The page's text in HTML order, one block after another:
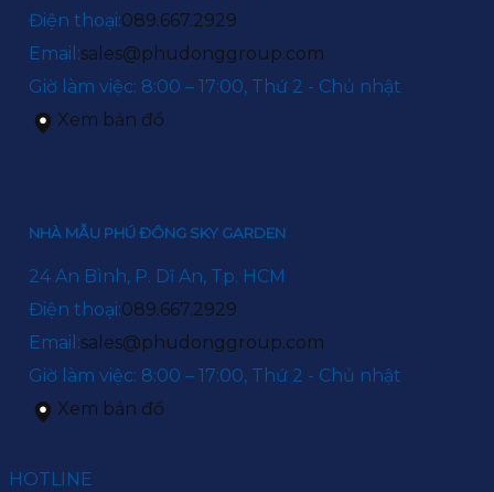
Điện thoại:089.667.2929
Email:sales@phudonggroup.com
Giờ làm việc: 8:00 – 17:00, Thứ 2 - Chủ nhật
Xem bản đồ
NHÀ MẪU PHÚ ĐÔNG SKY GARDEN
24 An Bình, P. Dĩ An, Tp. HCM
Điện thoại:089.667.2929
Email:sales@phudonggroup.com
Giờ làm việc: 8:00 – 17:00, Thứ 2 - Chủ nhật
Xem bản đồ
HOTLINE